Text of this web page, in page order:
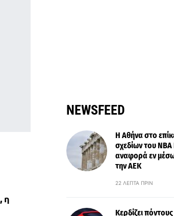
, η
NEWSFEED
Η Αθήνα στο
σχεδίων του
αναφορά εν
την ΑΕΚ
22 ΛΕΠΤΆ ΠΡΙΝ
Κερδίζει